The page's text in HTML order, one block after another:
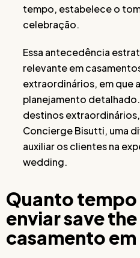
tempo, estabelece o
celebração.
Essa antecedência
relevante em
extraordinários, em que
planejamento
destinos
Concierge Bisutti, uma
auxiliar os clientes na
wedding.
Quanto tempo
enviar save
casamento